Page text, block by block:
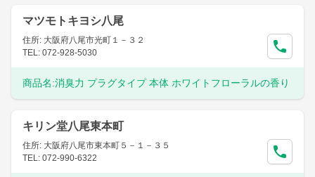
マツモトキヨシ八尾
住所: 大阪府八尾市光町１－３２
TEL: 072-928-5030
商品名:消臭力 プラグタイプ 本体 ホワイトフローラルの香り
キリン堂八尾東本町
住所: 大阪府八尾市東本町５－１－３５
TEL: 072-990-6322